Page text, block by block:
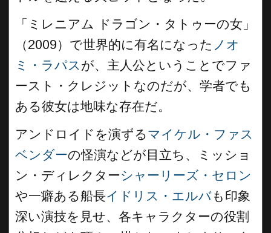
「ミレニアム ドラゴン・タトゥーの女」
（2009）で世界的に有名になった ノオ
ミ・ラパス が、主人公ということでファ
ースト・クレジットなのだが、学者でも
ある彼女は地味な存在だ。
アンドロイドを演ずるマイケル・ファス
ベンダーの怪演などが目立ち、ミッショ
ン・ディレクターシャーリーズ・セロン
や一癖ある船長イドリス・エルバも印象
深い演技を見せ、各キャラクターの役割